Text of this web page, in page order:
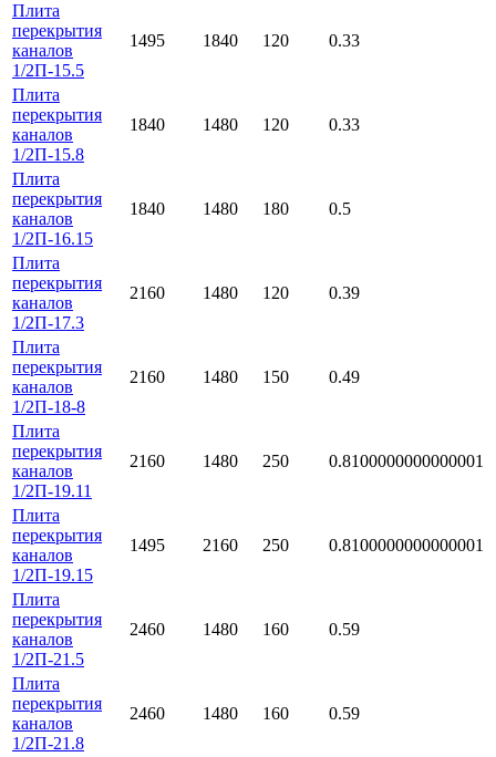
Плита
перекрытия
каналов
1/2П-15.5
1495 1840 120 0.33
Плита
перекрытия
каналов
1/2П-15.8
1840 1480 120 0.33
Плита
перекрытия
каналов
1/2П-16.15
1840 1480 180 0.5
Плита
перекрытия
каналов
1/2П-17.3
2160 1480 120 0.39
Плита
перекрытия
каналов
1/2П-18-8
2160 1480 150 0.49
Плита
перекрытия
каналов
1/2П-19.11
2160 1480 250 0.8100000000000001
Плита
перекрытия
каналов
1/2П-19.15
1495 2160 250 0.8100000000000001
Плита
перекрытия
каналов
1/2П-21.5
2460 1480 160 0.59
Плита
перекрытия
каналов
1/2П-21.8
2460 1480 160 0.59